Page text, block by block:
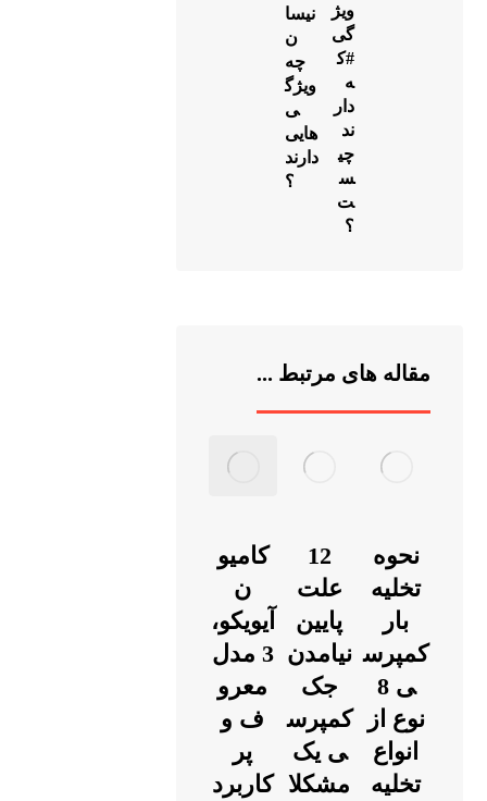
ویژ
گی
#ک
ه
دار
ند
چی
س
ت
؟
نیسا
ن
چه
ویژگ
ی
هایی
دارند
؟
مقاله های مرتبط ...
نحوه
تخلیه
بار
کمپرس
ی 8
نوع از
انواع
تخلیه
12
علت
پایین
نیامدن
جک
کمپرس
ی یک
مشکلا
کامیو
ن
آیویکو،
3 مدل
معرو
ف و
پر
کاربرد
درباره
شرکت
آخرین
مقالات